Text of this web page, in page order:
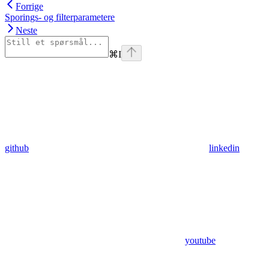
Forrige
Sporings- og filterparametere
Neste
⌘I
github linkedin
youtube